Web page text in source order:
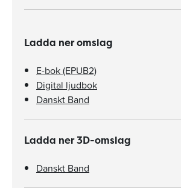
Ladda ner omslag
E-bok (EPUB2)
Digital ljudbok
Danskt Band
Ladda ner 3D-omslag
Danskt Band